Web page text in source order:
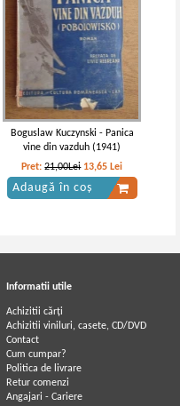
Boguslaw Kuczynski - Panica
vine din vazduh (1941)
Pret:21,00Lei 13,65 Lei
Adaugă în coș
Informatii utile
Achizitii cărți
Achizitii viniluri, casete, CD/DVD
Contact
Cum cumpar?
Politica de livrare
Retur comenzi
Angajari - Cariere